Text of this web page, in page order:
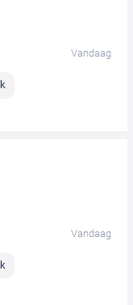
Vandaag
Vandaag